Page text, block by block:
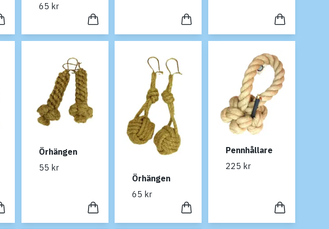
65 kr
Örhängen
55 kr
Örhängen
65 kr
Pennhållare
225 kr